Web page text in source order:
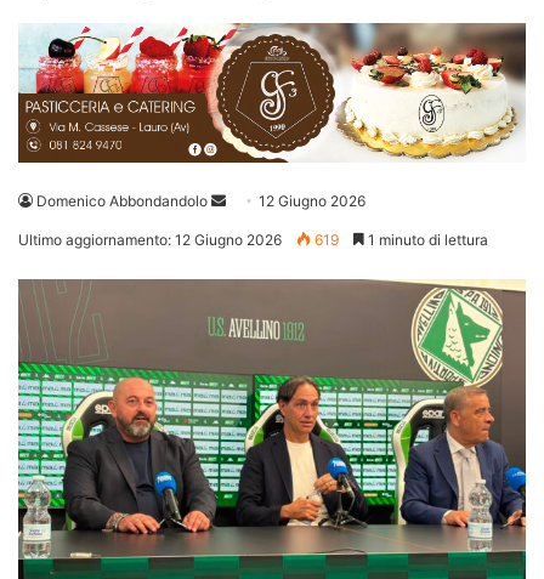
Domenico Abbondandolo
Invia 12 Giugno 2026
Ultimo aggiornamento: 12 Giugno 2026 619 1 minuto di lettura